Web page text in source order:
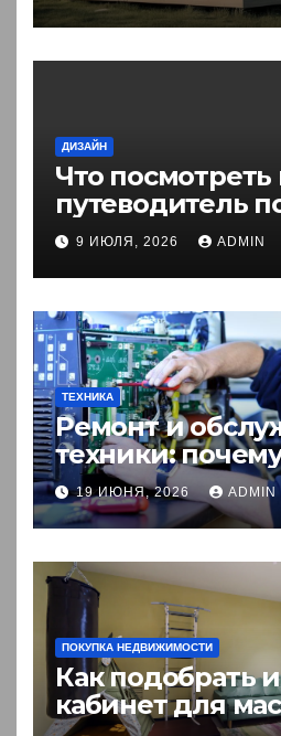
ДИЗАЙН
Что
путеводитель
Кыргызстана
9 ИЮЛЯ, 2026 ADMIN
ТЕХНИКА
Ремонт и
техники:
выгоднее
19 ИЮНЯ, 2026 ADMIN
ПОКУПКА НЕДВИЖИМОСТИ
Как подобрать
кабинет для